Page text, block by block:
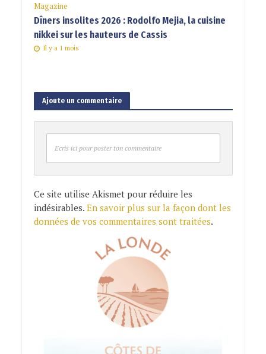
Magazine
Dîners insolites 2026 : Rodolfo Mejia, la cuisine
nikkei sur les hauteurs de Cassis
Il y a 1 mois
Ajoute un commentaire
Ecris ici pour poster ton commentaire
Ce site utilise Akismet pour réduire les
indésirables. En savoir plus sur la façon dont les
données de vos commentaires sont traitées.